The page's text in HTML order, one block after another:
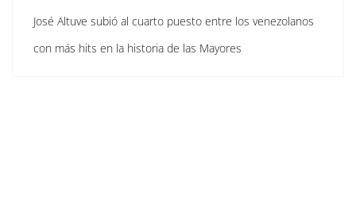
José Altuve subió al cuarto puesto entre los venezolanos
con más hits en la historia de las Mayores